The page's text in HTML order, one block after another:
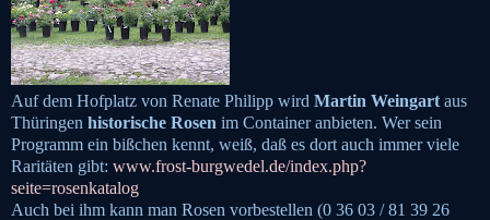
Auf dem Hofplatz von Renate Philipp wird Martin Weingart aus
Thüringen historische Rosen im Container anbieten. Wer sein
Programm ein bißchen kennt, weiß, daß es dort auch immer viele
Raritäten gibt: www.frost-burgwedel.de/index.php?
seite=rosenkatalog
Auch bei ihm kann man Rosen vorbestellen (0 36 03 / 81 39 26